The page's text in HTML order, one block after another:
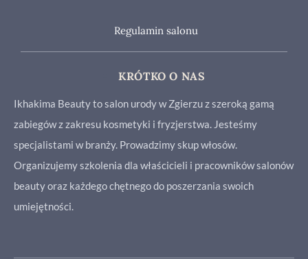
Regulamin salonu
KRÓTKO O NAS
Ikhakima Beauty to salon urody w Zgierzu z szeroką gamą
zabiegów z zakresu kosmetyki i fryzjerstwa. Jesteśmy
specjalistami w branży. Prowadzimy skup włosów.
Organizujemy szkolenia dla właścicieli i pracowników salonów
beauty oraz każdego chętnego do poszerzania swoich
umiejętności.